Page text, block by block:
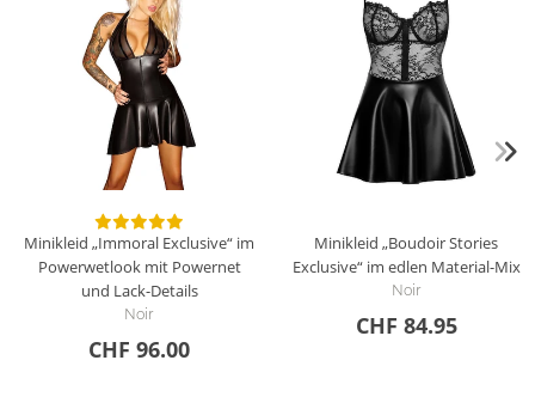
Minikleid „Immoral Exclusive“ im
Powerwetlook mit Powernet
und Lack-Details
Noir
CHF 96.00
Minikleid „Boudoir Stories
Exclusive“ im edlen Material-Mix
Noir
CHF 84.95